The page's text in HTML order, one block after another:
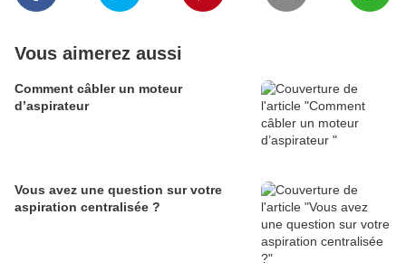
Vous aimerez aussi
Comment câbler un moteur
d’aspirateur
Vous avez une question sur votre
aspiration centralisée ?